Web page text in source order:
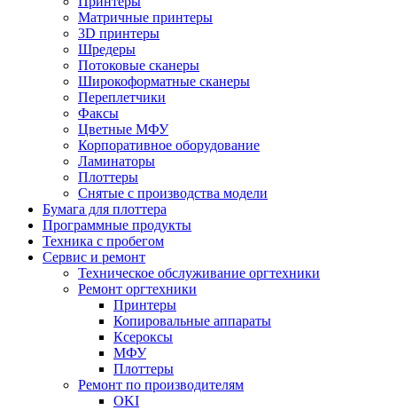
Матричные принтеры
3D принтеры
Шредеры
Потоковые сканеры
Широкоформатные сканеры
Переплетчики
Факсы
Цветные МФУ
Корпоративное оборудование
Ламинаторы
Плоттеры
Снятые с производства модели
Бумага для плоттера
Программные продукты
Техника с пробегом
Сервис и ремонт
Техническое обслуживание оргтехники
Ремонт оргтехники
Принтеры
Копировальные аппараты
Ксероксы
МФУ
Плоттеры
Ремонт по производителям
OKI